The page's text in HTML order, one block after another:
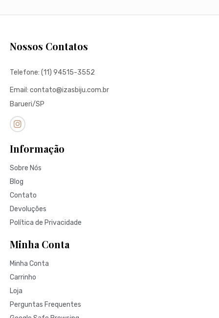
Nossos Contatos
Telefone: (11) 94515-3552
Email: contato@izasbiju.com.br
Barueri/SP
Informação
Sobre Nós
Blog
Contato
Devoluções
Política de Privacidade
Minha Conta
Minha Conta
Carrinho
Loja
Perguntas Frequentes